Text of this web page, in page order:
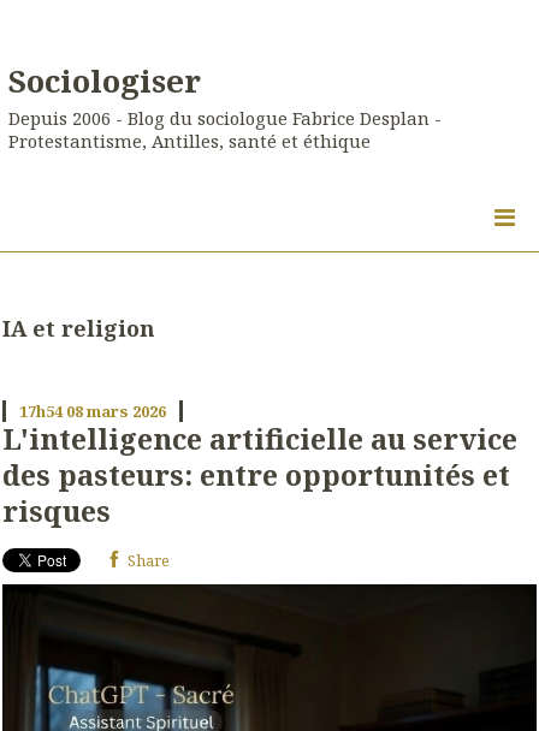
Sociologiser
Depuis 2006 - Blog du sociologue Fabrice Desplan -
Protestantisme, Antilles, santé et éthique
IA et religion
17h54 08mars 2026
L'intelligence artificielle au service
des pasteurs: entre opportunités et
risques
Share